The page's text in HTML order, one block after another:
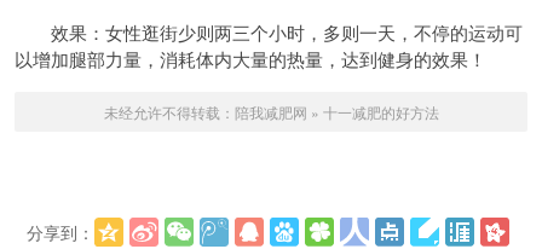
效果：女性逛街少则两三个小时，多则一天，不停的运动可
以增加腿部力量，消耗体内大量的热量，达到健身的效果！
未经允许不得转载： 陪我减肥网 » 十一减肥的好方法
分享到：